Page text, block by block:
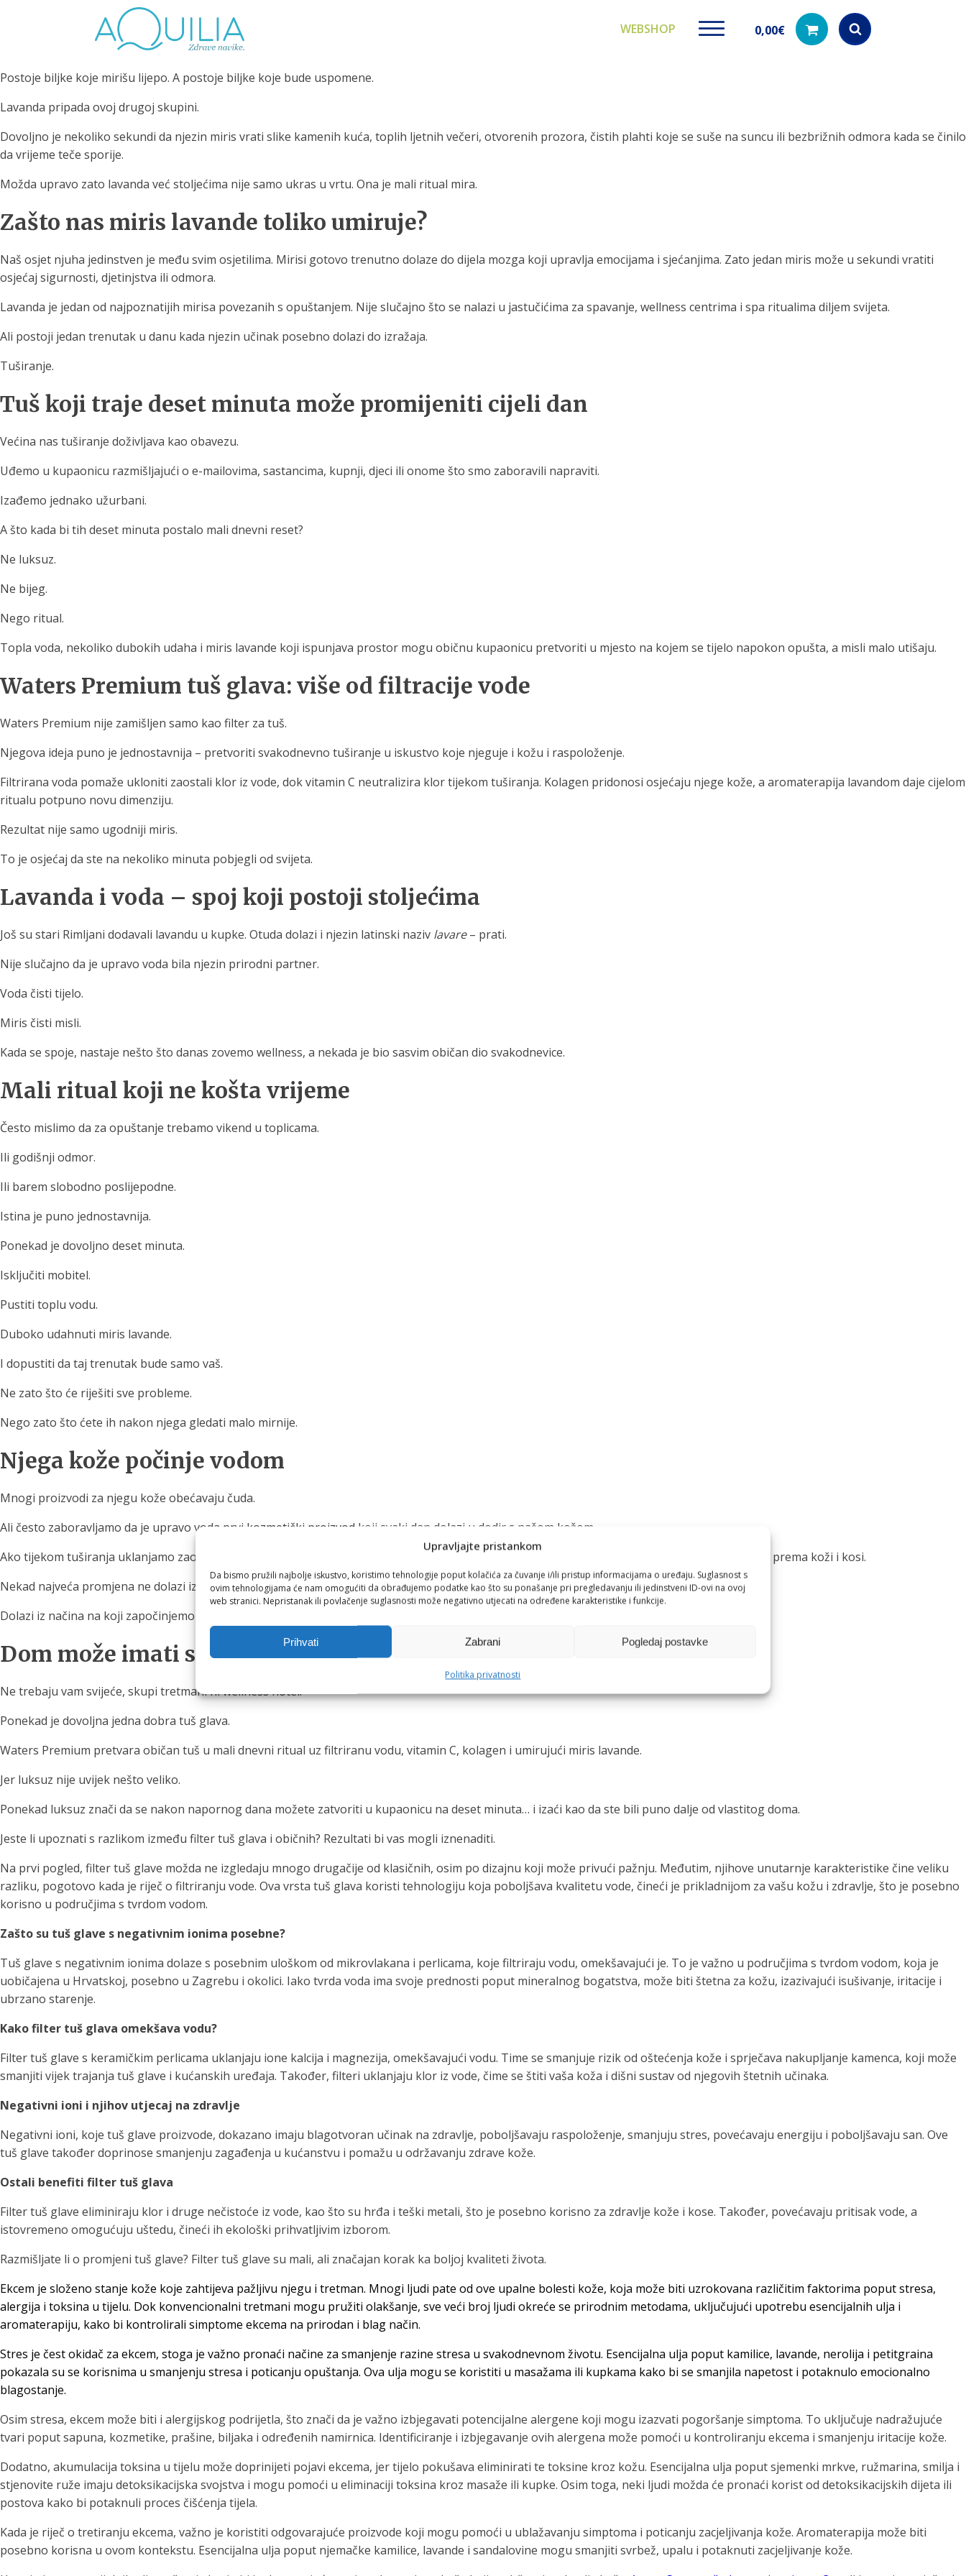
Upravljajte pristankom
Da bismo pružili najbolje iskustvo, koristimo tehnologije poput kolačića za čuvanje i/ili pristup informacijama o uređaju. Suglasnost s
ovim tehnologijama će nam omogućiti da obrađujemo podatke kao što su ponašanje pri pregledavanju ili jedinstveni ID-ovi na ovoj
web stranici. Nepristanak ili povlačenje suglasnosti može negativno utjecati na određene karakteristike i funkcije.
Prihvati Zabrani Pogledaj postavke
Politika privatnosti
WEBSHOP 0,00€
Postoje biljke koje mirišu lijepo. A postoje biljke koje bude uspomene.
Lavanda pripada ovoj drugoj skupini.
Dovoljno je nekoliko sekundi da njezin miris vrati slike kamenih kuća, toplih ljetnih večeri, otvorenih prozora, čistih plahti koje se suše na suncu ili bezbrižnih odmora kada se činilo
da vrijeme teče sporije.
Možda upravo zato lavanda već stoljećima nije samo ukras u vrtu. Ona je mali ritual mira.
Zašto nas miris lavande toliko umiruje?
Naš osjet njuha jedinstven je među svim osjetilima. Mirisi gotovo trenutno dolaze do dijela mozga koji upravlja emocijama i sjećanjima. Zato jedan miris može u sekundi vratiti
osjećaj sigurnosti, djetinjstva ili odmora.
Lavanda je jedan od najpoznatijih mirisa povezanih s opuštanjem. Nije slučajno što se nalazi u jastučićima za spavanje, wellness centrima i spa ritualima diljem svijeta.
Ali postoji jedan trenutak u danu kada njezin učinak posebno dolazi do izražaja.
Tuširanje.
Tuš koji traje deset minuta može promijeniti cijeli dan
Većina nas tuširanje doživljava kao obavezu.
Uđemo u kupaonicu razmišljajući o e-mailovima, sastancima, kupnji, djeci ili onome što smo zaboravili napraviti.
Izađemo jednako užurbani.
A što kada bi tih deset minuta postalo mali dnevni reset?
Ne luksuz.
Ne bijeg.
Nego ritual.
Topla voda, nekoliko dubokih udaha i miris lavande koji ispunjava prostor mogu običnu kupaonicu pretvoriti u mjesto na kojem se tijelo napokon opušta, a misli malo utišaju.
Waters Premium tuš glava: više od filtracije vode
Waters Premium nije zamišljen samo kao filter za tuš.
Njegova ideja puno je jednostavnija – pretvoriti svakodnevno tuširanje u iskustvo koje njeguje i kožu i raspoloženje.
Filtrirana voda pomaže ukloniti zaostali klor iz vode, dok vitamin C neutralizira klor tijekom tuširanja. Kolagen pridonosi osjećaju njege kože, a aromaterapija lavandom daje cijelom
ritualu potpuno novu dimenziju.
Rezultat nije samo ugodniji miris.
To je osjećaj da ste na nekoliko minuta pobjegli od svijeta.
Lavanda i voda – spoj koji postoji stoljećima
Još su stari Rimljani dodavali lavandu u kupke. Otuda dolazi i njezin latinski naziv lavare– prati.
Nije slučajno da je upravo voda bila njezin prirodni partner.
Voda čisti tijelo.
Miris čisti misli.
Kada se spoje, nastaje nešto što danas zovemo wellness, a nekada je bio sasvim običan dio svakodnevice.
Mali ritual koji ne košta vrijeme
Često mislimo da za opuštanje trebamo vikend u toplicama.
Ili godišnji odmor.
Ili barem slobodno poslijepodne.
Istina je puno jednostavnija.
Ponekad je dovoljno deset minuta.
Isključiti mobitel.
Pustiti toplu vodu.
Duboko udahnuti miris lavande.
I dopustiti da taj trenutak bude samo vaš.
Ne zato što će riješiti sve probleme.
Nego zato što ćete ih nakon njega gledati malo mirnije.
Njega kože počinje vodom
Mnogi proizvodi za njegu kože obećavaju čuda.
Ali često zaboravljamo da je upravo voda prvi kozmetički proizvod koji svaki dan dolazi u dodir s našom kožom.
Ako tijekom tuširanja uklanjamo zaostali klor iz vode te istovremeno uživamo u vitaminu C, kolagenu i aromaterapiji, cijeli ritual postaje nježniji prema koži i kosi.
Nekad najveća promjena ne dolazi iz nove kreme.
Dolazi iz načina na koji započinjemo ili završavamo dan.
Dom može imati svoj mali spa kutak
Ne trebaju vam svijeće, skupi tretmani ni wellness hotel.
Ponekad je dovoljna jedna dobra tuš glava.
Waters Premium pretvara običan tuš u mali dnevni ritual uz filtriranu vodu, vitamin C, kolagen i umirujući miris lavande.
Jer luksuz nije uvijek nešto veliko.
Ponekad luksuz znači da se nakon napornog dana možete zatvoriti u kupaonicu na deset minuta… i izaći kao da ste bili puno dalje od vlastitog doma.
Jeste li upoznati s razlikom između filter tuš glava i običnih? Rezultati bi vas mogli iznenaditi.
Na prvi pogled, filter tuš glave možda ne izgledaju mnogo drugačije od klasičnih, osim po dizajnu koji može privući pažnju. Međutim, njihove unutarnje karakteristike čine veliku
razliku, pogotovo kada je riječ o filtriranju vode. Ova vrsta tuš glava koristi tehnologiju koja poboljšava kvalitetu vode, čineći je prikladnijom za vašu kožu i zdravlje, što je posebno
korisno u područjima s tvrdom vodom.
Zašto su tuš glave s negativnim ionima posebne?
Tuš glave s negativnim ionima dolaze s posebnim uloškom od mikrovlakana i perlicama, koje filtriraju vodu, omekšavajući je. To je važno u područjima s tvrdom vodom, koja je
uobičajena u Hrvatskoj, posebno u Zagrebu i okolici. Iako tvrda voda ima svoje prednosti poput mineralnog bogatstva, može biti štetna za kožu, izazivajući isušivanje, iritacije i
ubrzano starenje.
Kako filter tuš glava omekšava vodu?
Filter tuš glave s keramičkim perlicama uklanjaju ione kalcija i magnezija, omekšavajući vodu. Time se smanjuje rizik od oštećenja kože i sprječava nakupljanje kamenca, koji može
smanjiti vijek trajanja tuš glave i kućanskih uređaja. Također, filteri uklanjaju klor iz vode, čime se štiti vaša koža i dišni sustav od njegovih štetnih učinaka.
Negativni ioni i njihov utjecaj na zdravlje
Negativni ioni, koje tuš glave proizvode, dokazano imaju blagotvoran učinak na zdravlje, poboljšavaju raspoloženje, smanjuju stres, povećavaju energiju i poboljšavaju san. Ove
tuš glave također doprinose smanjenju zagađenja u kućanstvu i pomažu u održavanju zdrave kože.
Ostali benefiti filter tuš glava
Filter tuš glave eliminiraju klor i druge nečistoće iz vode, kao što su hrđa i teški metali, što je posebno korisno za zdravlje kože i kose. Također, povećavaju pritisak vode, a
istovremeno omogućuju uštedu, čineći ih ekološki prihvatljivim izborom.
Razmišljate li o promjeni tuš glave? Filter tuš glave su mali, ali značajan korak ka boljoj kvaliteti života.
Ekcem je složeno stanje kože koje zahtijeva pažljivu njegu i tretman. Mnogi ljudi pate od ove upalne bolesti kože, koja može biti uzrokovana različitim faktorima poput stresa,
alergija i toksina u tijelu. Dok konvencionalni tretmani mogu pružiti olakšanje, sve veći broj ljudi okreće se prirodnim metodama, uključujući upotrebu esencijalnih ulja i
aromaterapiju, kako bi kontrolirali simptome ekcema na prirodan i blag način.
Stres je čest okidač za ekcem, stoga je važno pronaći načine za smanjenje razine stresa u svakodnevnom životu. Esencijalna ulja poput kamilice, lavande, nerolija i petitgraina
pokazala su se korisnima u smanjenju stresa i poticanju opuštanja. Ova ulja mogu se koristiti u masažama ili kupkama kako bi se smanjila napetost i potaknulo emocionalno
blagostanje.
Osim stresa, ekcem može biti i alergijskog podrijetla, što znači da je važno izbjegavati potencijalne alergene koji mogu izazvati pogoršanje simptoma. To uključuje nadražujuće
tvari poput sapuna, kozmetike, prašine, biljaka i određenih namirnica. Identificiranje i izbjegavanje ovih alergena može pomoći u kontroliranju ekcema i smanjenju iritacije kože.
Dodatno, akumulacija toksina u tijelu može doprinijeti pojavi ekcema, jer tijelo pokušava eliminirati te toksine kroz kožu. Esencijalna ulja poput sjemenki mrkve, ružmarina, smilja i
stjenovite ruže imaju detoksikacijska svojstva i mogu pomoći u eliminaciji toksina kroz masaže ili kupke. Osim toga, neki ljudi možda će pronaći korist od detoksikacijskih dijeta ili
postova kako bi potaknuli proces čišćenja tijela.
Kada je riječ o tretiranju ekcema, važno je koristiti odgovarajuće proizvode koji mogu pomoći u ublažavanju simptoma i poticanju zacjeljivanja kože. Aromaterapija može biti
posebno korisna u ovom kontekstu. Esencijalna ulja poput njemačke kamilice, lavande i sandalovine mogu smanjiti svrbež, upalu i potaknuti zacjeljivanje kože.
Tuš glave
filtriranje vode za
vode
za sigurnu i čistu vodu za piće
vode
za sigurnu i čistu vodu za piće
Zamjenski dijelovi za naše